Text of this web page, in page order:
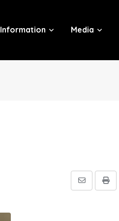
Information Media
Print
Share